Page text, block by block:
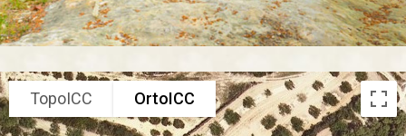
TopoICC OrtoICC